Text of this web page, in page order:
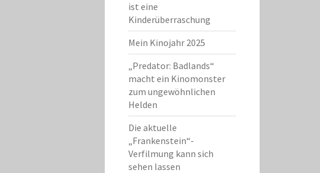
ist eine
Kinderüberraschung
Mein Kinojahr 2025
„Predator: Badlands“
macht ein Kinomonster
zum ungewöhnlichen
Helden
Die aktuelle
„Frankenstein“-
Verfilmung kann sich
sehen lassen